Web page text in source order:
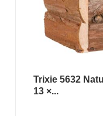
Trixie 5632
13 ×...